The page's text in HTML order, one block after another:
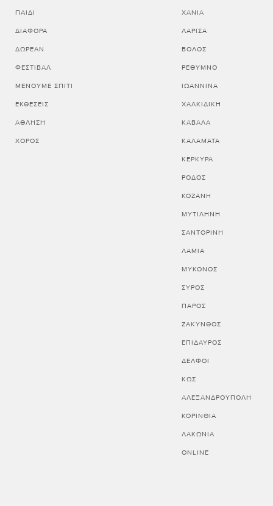
ΠΑΙΔΊ
ΔΙΆΦΟΡΑ
ΔΩΡΕΆΝ
ΦΕΣΤΙΒΆΛ
ΜΈΝΟΥΜΕ ΣΠΊΤΙ
ΕΚΘΈΣΕΙΣ
ΆΘΛΗΣΗ
ΧΟΡΌΣ
ΧΑΝΙΑ
ΛΑΡΙΣΑ
ΒΟΛΟΣ
ΡΕΘΥΜΝΟ
ΙΩΑΝΝΙΝΑ
ΧΑΛΚΙΔΙΚΗ
ΚΑΒΑΛΑ
ΚΑΛΑΜΑΤΑ
ΚΕΡΚΥΡΑ
ΡΟΔΟΣ
ΚΟΖΑΝΗ
ΜΥΤΙΛΗΝΗ
ΣΑΝΤΟΡΙΝΗ
ΛΑΜΙΑ
ΜΥΚΟΝΟΣ
ΣΥΡΟΣ
ΠΑΡΟΣ
ΖΑΚΥΝΘΟΣ
ΕΠΙΔΑΥΡΟΣ
ΔΕΛΦΟΙ
ΚΩΣ
ΑΛΕΞΑΝΔΡΟΥΠΟΛΗ
ΚΟΡΙΝΘΊΑ
ΛΑΚΩΝΊΑ
ONLINE